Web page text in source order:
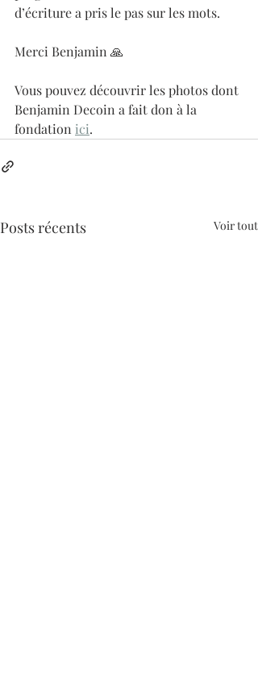
d’écriture a pris le pas sur les mots.
Merci Benjamin 🙏
Vous pouvez découvrir les photos dont
Benjamin Decoin a fait don à la
fondation ici.
Posts récents Voir tout